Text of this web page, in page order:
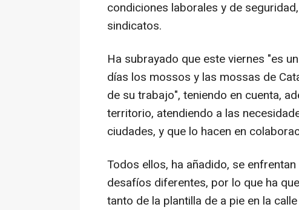
condiciones laborales y de
sindicatos.
Ha subrayado que este viernes "es
días los mossos y las mossas de
de su trabajo", teniendo en cuenta,
territorio, atendiendo a las
ciudades, y que lo hacen en
Todos ellos, ha añadido, se
desafíos diferentes, por lo que ha
tanto de la plantilla de a pie en la